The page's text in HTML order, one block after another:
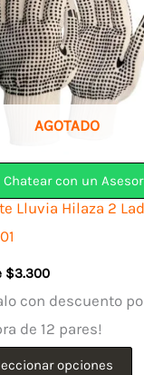
AGOTADO
Chatear con un Asesor
Lluvia Hilaza 2
$3.300
con descuento
de 12 pares!
opciones